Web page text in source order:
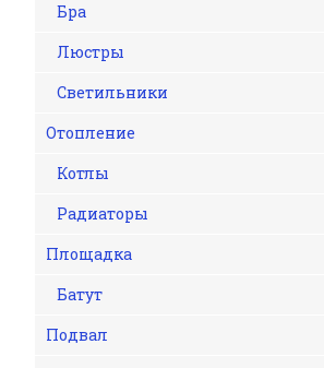
Бра
Люстры
Светильники
Отопление
Котлы
Радиаторы
Площадка
Батут
Подвал